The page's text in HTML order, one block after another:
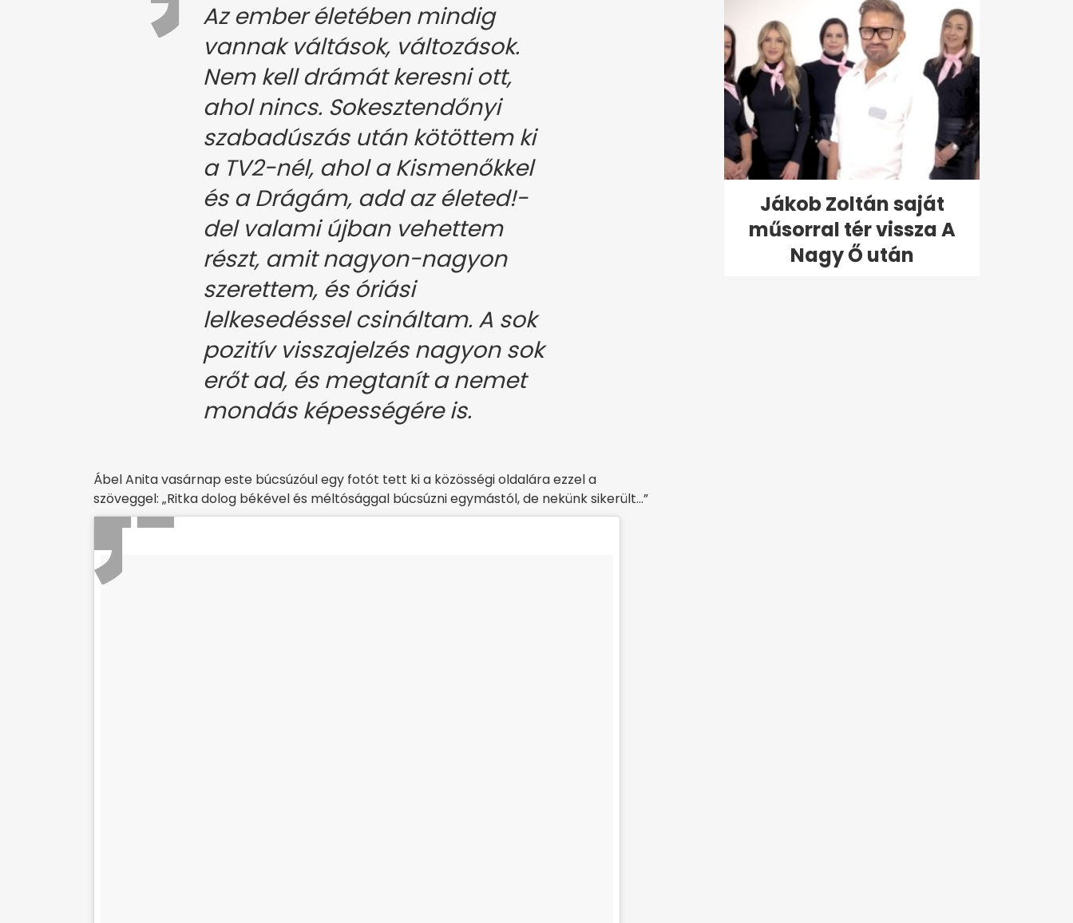
Az ember életében mindig
vannak váltások, változások.
Nem kell drámát keresni ott,
ahol nincs. Sokesztendőnyi
szabadúszás után kötöttem ki
a TV2-nél, ahol a Kismenőkkel
és a Drágám, add az életed!-
del valami újban vehettem
részt, amit nagyon-nagyon
szerettem, és óriási
lelkesedéssel csináltam. A sok
pozitív visszajelzés nagyon sok
erőt ad, és megtanít a nemet
mondás képességére is.
Ábel Anita vasárnap este búcsúzóul egy fotót tett ki a közösségi oldalára ezzel a
szöveggel: „Ritka dolog békével és méltósággal búcsúzni egymástól, de nekünk sikerült…”
Jákob Zoltán saját
műsorral tér vissza A
Nagy Ő után